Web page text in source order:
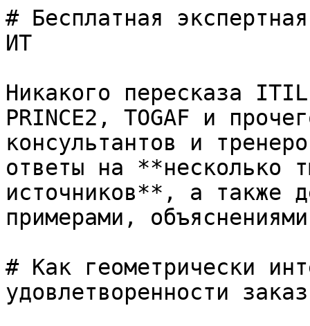
# Бесплатная
ИТ
Никакого пересказа
PRINCE2, TOGAF и
консультантов и
ответы на **несколько
источников**, а также
примерами,
# Как геометрически
удовлетворенности